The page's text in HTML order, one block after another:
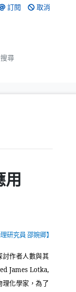
訂閱 取消
尋
研究員 邵婉卿】
討作者人數與其
James Lotka,
理化學家，為了